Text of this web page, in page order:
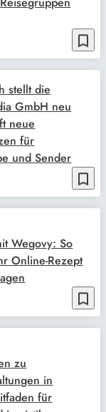
bookmark_border
bookmark_border
stellt die
GmbH neu
neue
für
und Sender
bookmark_border
Wegovy: So
Online-Rezept
zu
in
für